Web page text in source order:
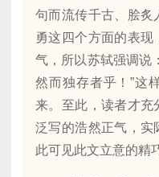
句而流传千古、脍炙
勇这四个方面的表
气，所以苏轼强调说
然而独存者乎！”这
来。至此，读者才充
泛写的浩然正气，实
此可见此文立意的精